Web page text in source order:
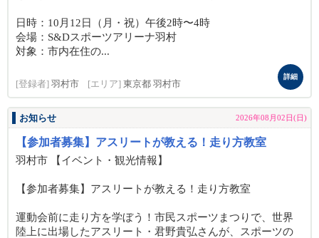
日時：10月12日（月・祝）午後2時〜4時
会場：S&Dスポーツアリーナ羽村
対象：市内在住の...
[登録者] 羽村市 [エリア] 東京都 羽村市
詳細
お知らせ 2026年08月02日(日)
【参加者募集】アスリートが教える！走り方教室
羽村市 【イベント・観光情報】
【参加者募集】アスリートが教える！走り方教室
運動会前に走り方を学ぼう！市民スポーツまつりで、世界
陸上に出場したアスリート・君野貴弘さんが、スポーツの